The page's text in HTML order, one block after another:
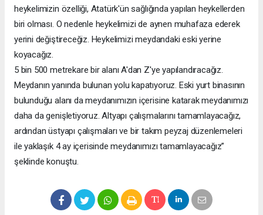
heykelimizin özelliği, Atatürk'ün sağlığında yapılan heykellerden
biri olması. O nedenle heykelimizi de aynen muhafaza ederek
yerini değiştireceğiz. Heykelimizi meydandaki eski yerine
koyacağız.
5 bin 500 metrekare bir alanı A'dan Z'ye yapılandıracağız.
Meydanın yanında bulunan yolu kapatıyoruz. Eski yurt binasının
bulunduğu alanı da meydanımızın içerisine katarak meydanımızı
daha da genişletiyoruz. Altyapı çalışmalarını tamamlayacağız,
ardından üstyapı çalışmaları ve bir takım peyzaj düzenlemeleri
ile yaklaşık 4 ay içerisinde meydanımızı tamamlayacağız”
şeklinde konuştu.